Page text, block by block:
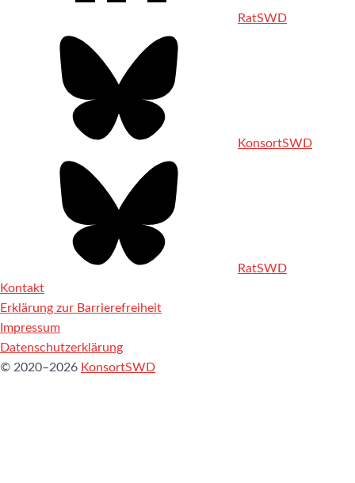
RatSWD
KonsortSWD
RatSWD
Kontakt
Erklärung zur Barrierefreiheit
Impressum
Datenschutzerklärung
© 2020–2026 KonsortSWD